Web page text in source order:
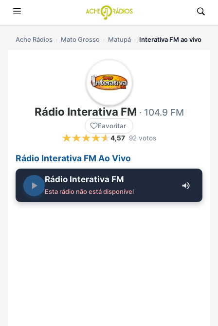
Ache Rádios Mato Grosso Matupá Interativa FM ao vivo
Rádio Interativa FM · 104.9 FM
Favoritar
4,57 92 votos
Rádio Interativa FM Ao Vivo
Rádio Interativa FM
Esta rádio não está disponível